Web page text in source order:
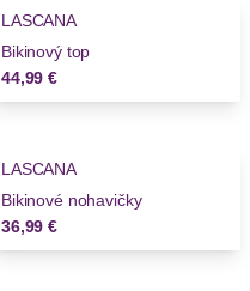
LASCANA
Bikinový top
44,99 €
LASCANA
Bikinové nohavičky
36,99 €